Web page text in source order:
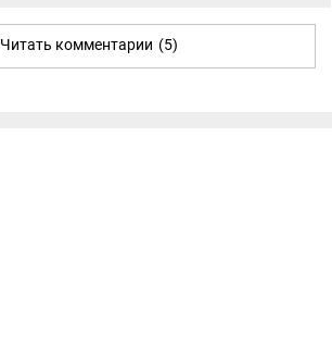
Читать комментарии (5)